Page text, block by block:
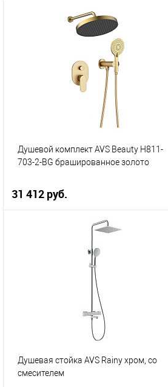
В корзину
К сравнению
В наличии
Душевой комплект AVS Beauty Н811-
703-2-BG брашированное золото
31 412 руб.
В корзину
Душевая стойка AVS Rainy хром, со
смесителем